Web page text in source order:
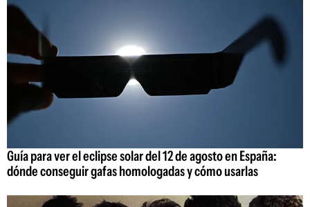
Guía para ver el eclipse solar del 12 de agosto en España:
dónde conseguir gafas homologadas y cómo usarlas